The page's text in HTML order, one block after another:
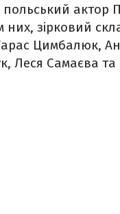
актор
них, зірковий
Цимбалюк,
Леся Самаєва та